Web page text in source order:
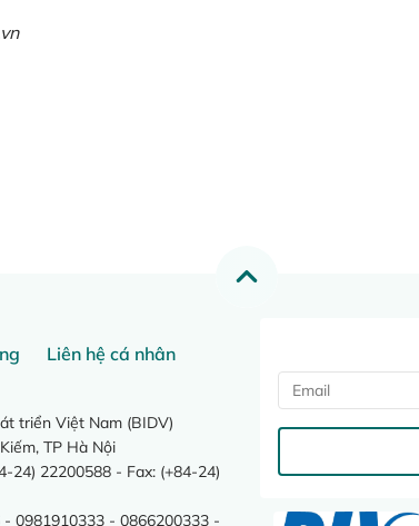
Liên hệ cá nhân
triển Việt Nam (BIDV)
TP Hà Nội
24) 22200588 - Fax: (+84-24)
0981910333 - 0866200333 -